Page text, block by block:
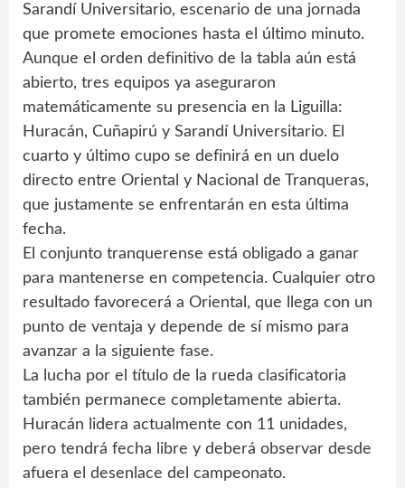
Sarandí Universitario, escenario de una jornada
que promete emociones hasta el último minuto.
Aunque el orden definitivo de la tabla aún está
abierto, tres equipos ya aseguraron
matemáticamente su presencia en la Liguilla:
Huracán, Cuñapirú y Sarandí Universitario. El
cuarto y último cupo se definirá en un duelo
directo entre Oriental y Nacional de Tranqueras,
que justamente se enfrentarán en esta última
fecha.
El conjunto tranquerense está obligado a ganar
para mantenerse en competencia. Cualquier otro
resultado favorecerá a Oriental, que llega con un
punto de ventaja y depende de sí mismo para
avanzar a la siguiente fase.
La lucha por el título de la rueda clasificatoria
también permanece completamente abierta.
Huracán lidera actualmente con 11 unidades,
pero tendrá fecha libre y deberá observar desde
afuera el desenlace del campeonato.